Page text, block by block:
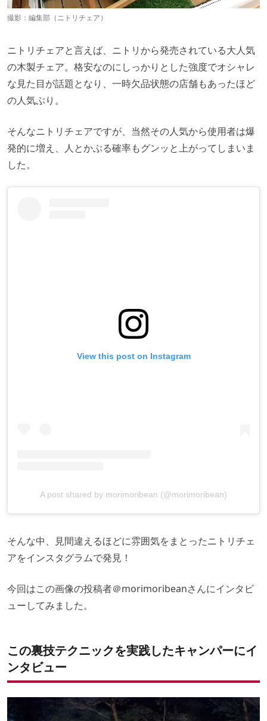
撮影：編集部（ニトリチェア）
ニトリチェアと言えば、ニトリから発売されている大人気
の木製チェア。格安なのにしっかりとした強度でオシャレ
な見た目が話題となり、一時欠品状態の店舗もあったほど
の人気ぶり。
そんなニトリチェアですが、当然その人気から使用者は爆
発的に増え、人とかぶる確率もグンッと上がってしまいま
した。
View this post on Instagram
A post shared by morimoribean (@morimoribean)
そんな中、見間違えるほどに雰囲気をまとったニトリチェ
アをインスタグラムで発見！
今回はこの画像の投稿者＠morimoribeanさんにインタビ
ューしてみました。
この裏技テクニックを実践したキャンパーにイ
ンタビュー